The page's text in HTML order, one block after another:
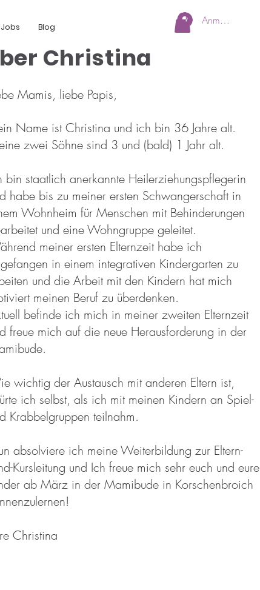
Jobs Blog
Anmelden
Christina
Mamis, liebe Papis,
Name ist Christina und ich bin 36 Jahre alt.
zwei Söhne sind 3 und (bald) 1 Jahr alt.
bin staatlich anerkannte Heilerziehungspflegerin
habe bis zu meiner ersten Schwangerschaft in
Wohnheim für Menschen mit Behinderungen
und eine Wohngruppe geleitet.
meiner ersten Elternzeit habe ich
in einem integrativen Kindergarten zu
und die Arbeit mit den Kindern hat mich
meinen Beruf zu überdenken.
befinde ich mich in meiner zweiten Elternzeit
freue mich auf die neue Herausforderung in der
wichtig der Austausch mit anderen Eltern ist,
ich selbst, als ich mit meinen Kindern an Spiel-
Krabbelgruppen teilnahm.
absolviere ich meine Weiterbildung zur Eltern-
Kursleitung und Ich freue mich sehr euch und eure
ab März in der Mamibude in Korschenbroich
Christina